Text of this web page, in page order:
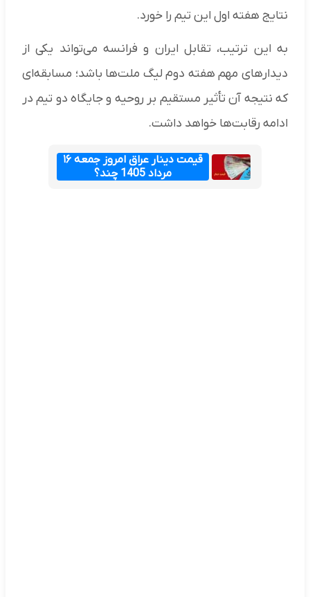
نتایج هفته اول این تیم را خورد.
به این ترتیب، تقابل ایران و فرانسه می‌تواند یکی از
دیدارهای مهم هفته دوم لیگ ملت‌ها باشد؛ مسابقه‌ای
که نتیجه آن تأثیر مستقیم بر روحیه و جایگاه دو تیم در
ادامه رقابت‌ها خواهد داشت.
قیمت دینار عراق امروز جمعه ۱۶
مرداد 1405 چند؟